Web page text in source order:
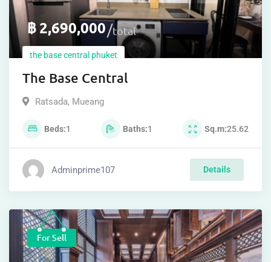
฿2,690,000 total
the base central phuket
The Base Central
Ratsada, Mueang
Beds 1 Baths 1 Sq.m 25.62
Adminprime107 Details
For Sell